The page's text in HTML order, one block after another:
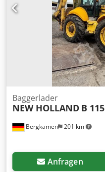
Bergkamen 201 km
Baggerlader
NEW HOLLAND B
Anfragen